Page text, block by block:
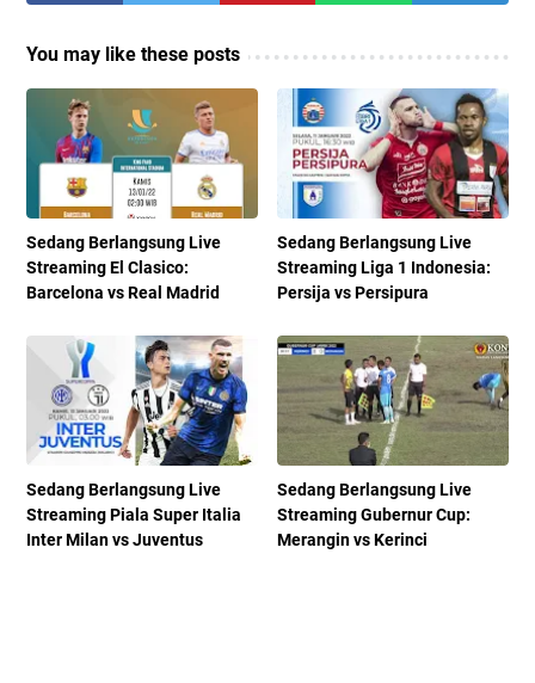
You may like these posts
Sedang Berlangsung Live
Streaming El Clasico:
Barcelona vs Real Madrid
Sedang Berlangsung Live
Streaming Liga 1 Indonesia:
Persija vs Persipura
Sedang Berlangsung Live
Streaming Piala Super Italia
Inter Milan vs Juventus
Sedang Berlangsung Live
Streaming Gubernur Cup:
Merangin vs Kerinci